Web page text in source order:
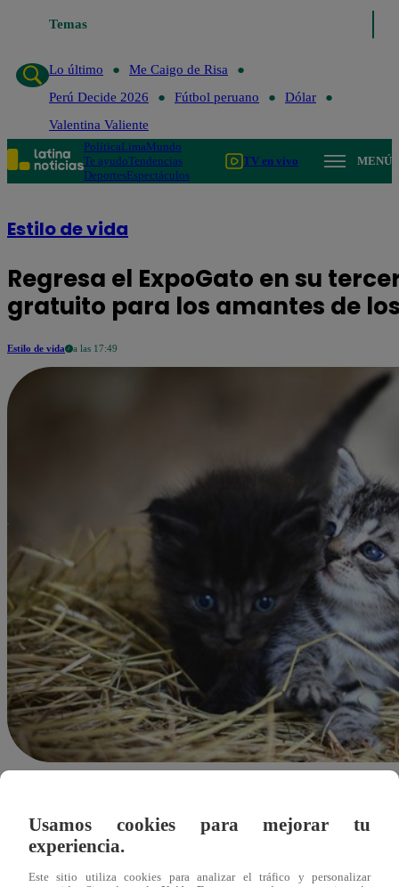
Temas
Lo último Me Caigo de Risa
Lo último
Me Caigo de Risa
Perú Decide 2026
Fútbol peruano
Dólar
Valentina Valiente
PolíticaLimaMundo
Te ayudoTendencias
DeportesEspectáculos
TV en vivo MENÚ
Estilo de vida
Regresa el ExpoGato en su
gratuito para los amantes de
Estilo de vida a las 17:49
Usamos cookies para mejorar tu
experiencia.
Este sitio utiliza cookies para analizar el tráfico y personalizar